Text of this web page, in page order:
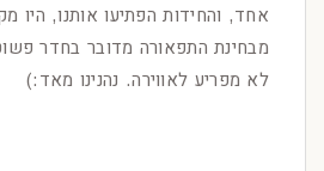
אחד, והחידות הפתיעו אותנו, היו
מבחינת התפאורה מדובר בחדר
לא מפריע לאווירה. נהנינו מאד:)